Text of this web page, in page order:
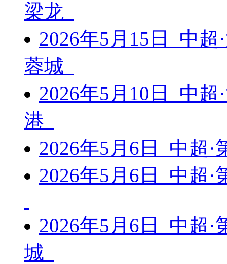
梁龙
2026年5月15日 中
蓉城
2026年5月10日 中
港
2026年5月6日 中超
2026年5月6日 中超
2026年5月6日 中超
城